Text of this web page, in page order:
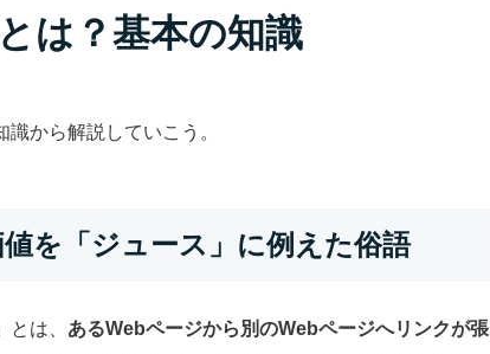
は？基本の知識
から解説していこう。
を「ジュース」に例えた俗語
は、 あるWebページから別のWebページへリンクが張